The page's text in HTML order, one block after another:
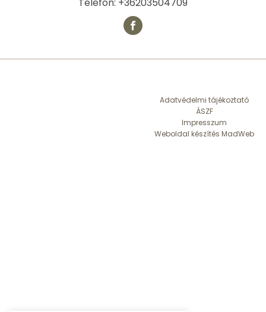
Adatvédelmi tájékoztató
ÁSZF
Impresszum
Weboldal készítés MadWeb